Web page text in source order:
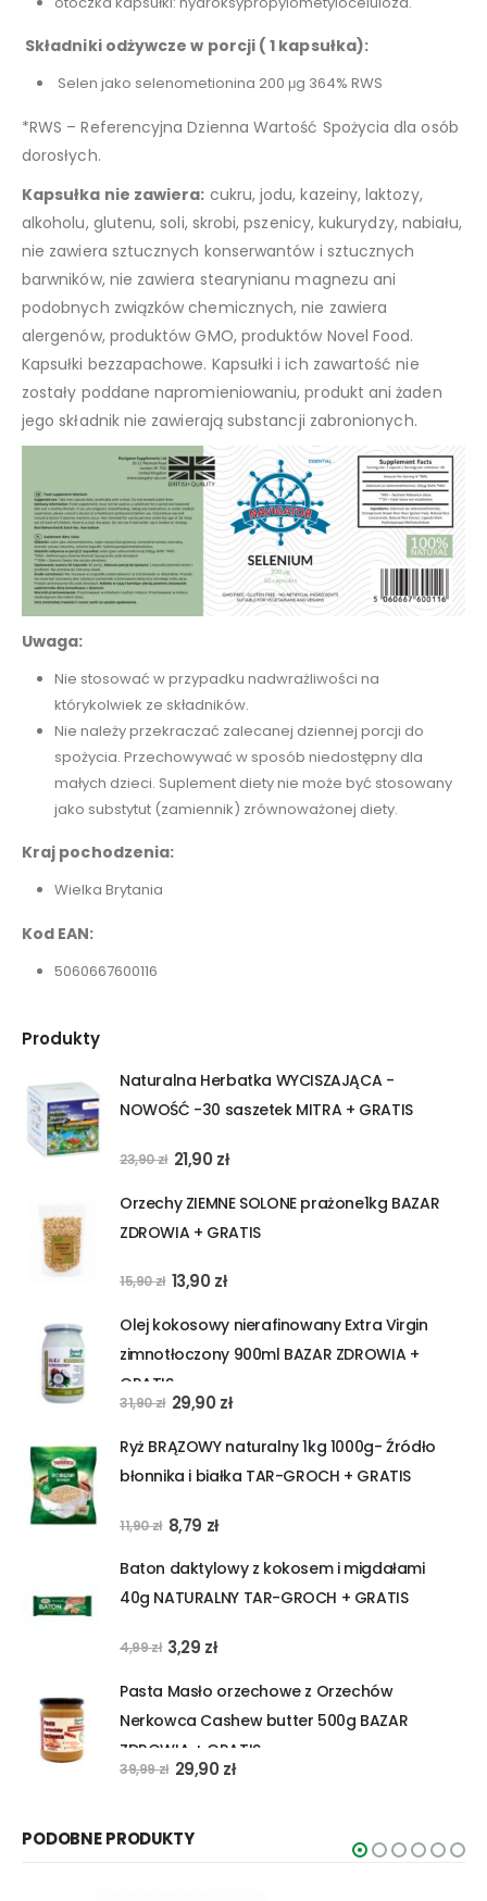
Składniki odżywcze w porcji ( 1 kapsułka):
Selen jako selenometionina 200 μg 364% RWS
*RWS – Referencyjna Dzienna Wartość Spożycia dla osób
dorosłych.
Kapsułka nie zawiera: cukru, jodu, kazeiny, laktozy,
alkoholu, glutenu, soli, skrobi, pszenicy, kukurydzy, nabiału,
nie zawiera sztucznych konserwantów i sztucznych
barwników, nie zawiera stearynianu magnezu ani
podobnych związków chemicznych, nie zawiera
alergenów, produktów GMO, produktów Novel Food.
Kapsułki bezzapachowe. Kapsułki i ich zawartość nie
zostały poddane napromieniowaniu, produkt ani żaden
jego składnik nie zawierają substancji zabronionych.
Uwaga:
Nie stosować w przypadku nadwrażliwości na
którykolwiek ze składników.
Nie należy przekraczać zalecanej dziennej porcji do
spożycia. Przechowywać w sposób niedostępny dla
małych dzieci. Suplement diety nie może być stosowany
jako substytut (zamiennik) zrównoważonej diety.
Kraj pochodzenia:
Wielka Brytania
Kod EAN:
5060667600116
Produkty
Naturalna Herbatka WYCISZAJĄCA -
NOWOŚĆ -30 saszetek MITRA + GRATIS
23,90zł Pierwotna
wynosiła:
23,90 zł.
21,90 złAktualna
wynosi:
21,90 zł.
Orzechy ZIEMNE SOLONE prażone1kg BAZAR
ZDROWIA + GRATIS
15,90zł Pierwotna
wynosiła:
15,90 zł.
13,90 złAktualna
wynosi:
13,90 zł.
Olej kokosowy nierafinowany Extra Virgin
zimnotłoczony 900ml BAZAR ZDROWIA +
GRATIS
31,90zł Pierwotna
wynosiła:
31,90 zł.
29,90 złAktualna
wynosi:
29,90 zł.
Ryż BRĄZOWY naturalny 1kg 1000g- Źródło
błonnika i białka TAR-GROCH + GRATIS
11,90zł Pierwotna
wynosiła:
11,90 zł.
8,79 złAktualna
wynosi:
8,79 zł.
Baton daktylowy z kokosem i migdałami
40g NATURALNY TAR-GROCH + GRATIS
4,99zł Pierwotna
wynosiła:
4,99 zł.
3,29 złAktualna
wynosi:
3,29 zł.
Pasta Masło orzechowe z Orzechów
Nerkowca Cashew butter 500g BAZAR
ZDROWIA + GRATIS
39,99zł Pierwotna
39,99 zł.
29,90 złAktualna
PODOBNE PRODUKTY